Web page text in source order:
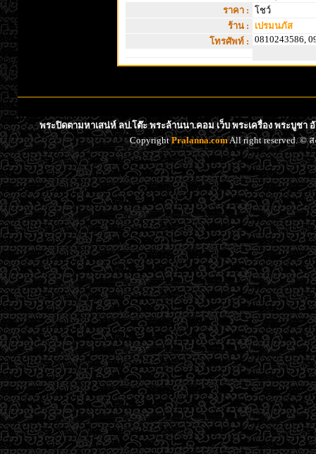
ราคา : โชว์
ร้าน :
เปรมนภัส
โทรศัพท์ : 0810243586,
พระปิดตามหาเสน่ห์ ลป.โต๊ะ พระล้านนา.คอม เว็บ พระเครื่อง พระบูชา
CopyrightPralanna.comAll right reserved. ©